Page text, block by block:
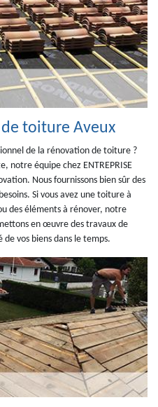
toiture Aveux
de la rénovation de toiture ?
notre équipe chez ENTREPRISE
Nous fournissons bien sûr des
Si vous avez une toiture à
des éléments à rénover, notre
en œuvre des travaux de
vos biens dans le temps.